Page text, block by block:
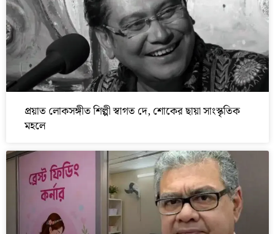
প্রয়াত লোকসঙ্গীত শিল্পী স্বাগত দে, শোকের ছায়া সাংস্কৃতিক
মহলে